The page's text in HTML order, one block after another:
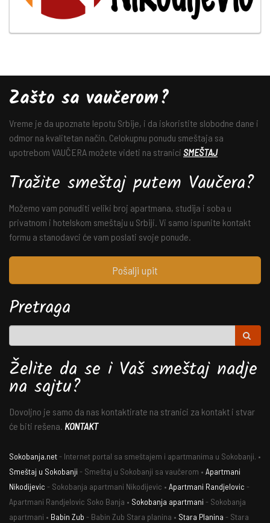
Zašto sa vaučerom?
Vreme je da upoznate lepotu Srbije, i da iskoristite slobodne dane i
odmor na kvalitetan način. Celokupnu ponudu smeštaja sa
upotrebom VAUČERA možete videti na stranici SMEŠTAJ
Tražite smeštaj putem Vaučera?
Možemo vam ponuditi veliki broj apartmana, studija i soba u
privatnom i hotelskom smeštaju u Srbiji. Vi samo ispunite kontakt
formu a stanodavci će vam poslati svoje ponude.
Pošalji upit
Pretraga
Želite da se i Vaš smeštaj nadje
na sajtu?
Dovoljno je samo da nas kontaktirate na stranici za kontakt i stvar
će biti rešena. KONTAKT
Sokobanja.net- Internet portal sa smeštajem i apartmanima u Sokobanji. •
Smeštaj u Sokobanji - Smeštaj u Sokobanji sa vaučerom • Apartmani
Nikodijevic - Sokobanja apartmani Nikodijevic • Apartmani Randjelovic -
Apartmani Randjelovic Soko Banja • Sokobanja apartmani - Sokobanja
apartmani • Babin Zub - Babin Zub Stara planina • Stara Planina - Stara